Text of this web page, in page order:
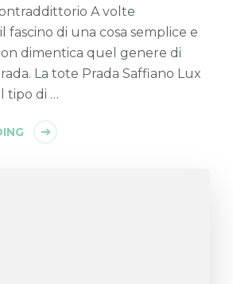
A volte
fascino di una cosa semplice e
dimentica quel genere di
La tote Prada Saffiano Lux
tipo di …